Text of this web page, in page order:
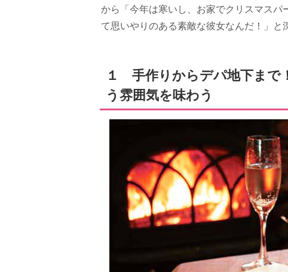
から「今年は寒いし、お家でクリスマス
て思いやりのある素敵な彼女なんだ！」と
１ 手作りからデパ地下まで
う雰囲気を味わう